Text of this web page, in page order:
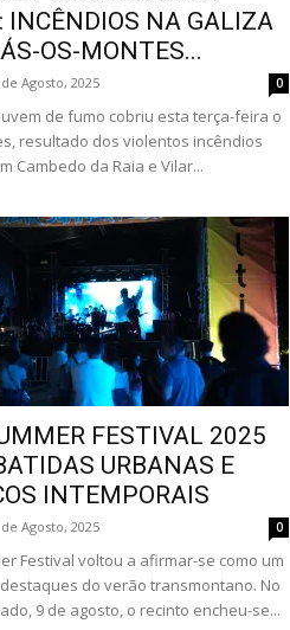
INCÊNDIOS NA GALIZA
OS-MONTES...
de Agosto, 2025 0
de fumo cobriu esta terça-feira o
resultado dos violentos incêndios
Cambedo da Raia e Vilar...
FESTIVAL 2025
URBANAS E
INTEMPORAIS
de Agosto, 2025 0
Festival voltou a afirmar-se como um
do verão transmontano. No
9 de agosto, o recinto encheu-se...